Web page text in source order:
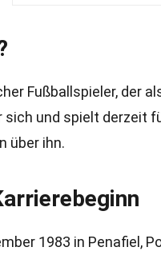
Fußballspieler, der
sich und spielt derzeit
über ihn.
1983 in Penafiel,